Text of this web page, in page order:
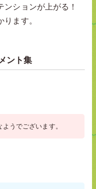
ションが上がる！
ます。
ント集
うでございます。